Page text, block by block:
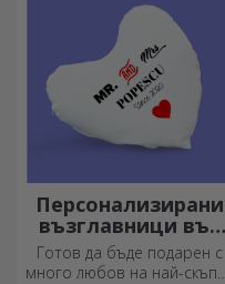
Персонализирани
възглавници във
формата на сърце
Готов да бъде подарен с
много любов на най-скъпия